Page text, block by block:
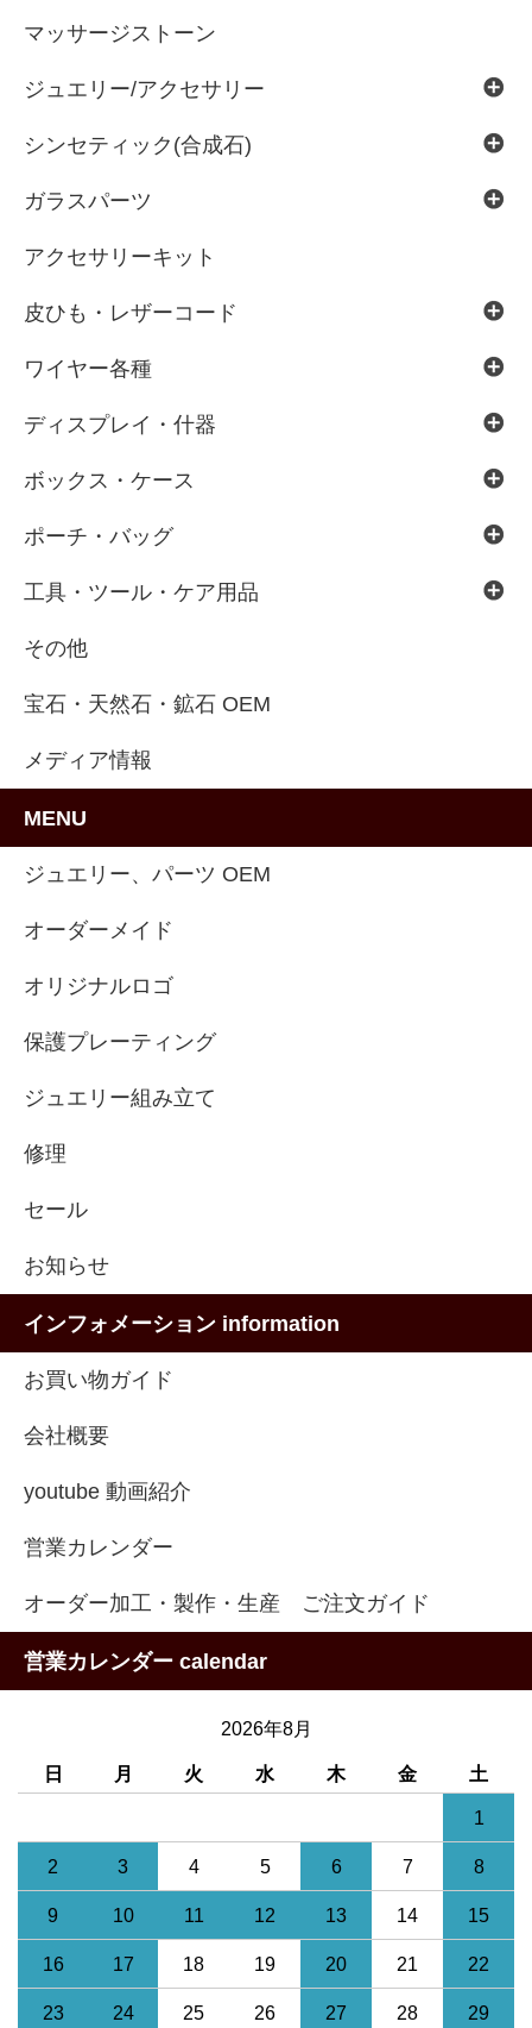
マッサージストーン
ジュエリー/アクセサリー
シンセティック(合成石)
ガラスパーツ
アクセサリーキット
皮ひも・レザーコード
ワイヤー各種
ディスプレイ・什器
ボックス・ケース
ポーチ・バッグ
工具・ツール・ケア用品
その他
宝石・天然石・鉱石 OEM
メディア情報
MENU
ジュエリー、パーツ OEM
オーダーメイド
オリジナルロゴ
保護プレーティング
ジュエリー組み立て
修理
セール
お知らせ
インフォメーション information
お買い物ガイド
会社概要
youtube 動画紹介
営業カレンダー
オーダー加工・製作・生産 ご注文ガイド
営業カレンダー calendar
2026年8月
日 月 火 水 木 金 土
1
2 3 4 5 6 7 8
9 10 11 12 13 14 15
16 17 18 19 20 21 22
23 24 25 26 27 28 29